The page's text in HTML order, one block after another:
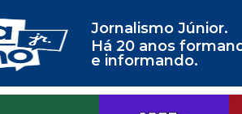
Jornalismo Júnior.
Há 20 anos
e informando.